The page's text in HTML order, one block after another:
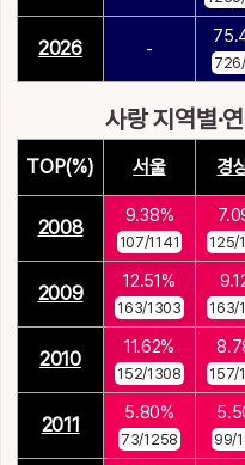
2026 -
사랑 지역별·
TOP(%) 서울 경
2008
9.38%
107/1141 125/
2009
12.51%
163/1303 163/
2010
11.62%
152/1308 157/
2011
5.80%
73/1258 99/